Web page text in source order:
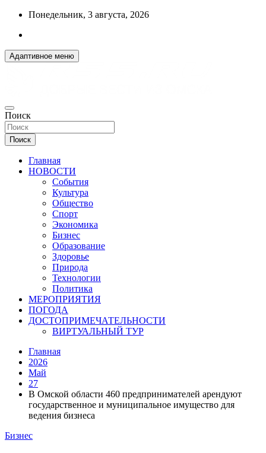
Перейти
содержимому
Понедельник, 3 августа, 2026
Адаптивное меню
R55.RU
ДОБРЫЕ ВЕСТИ ИЗ ОМСКА
Поиск
Поиск
Главная
НОВОСТИ
События
Культура
Общество
Спорт
Экономика
Бизнес
Образование
Здоровье
Природа
Технологии
Политика
МЕРОПРИЯТИЯ
ПОГОДА
ДОСТОПРИМЕЧАТЕЛЬНОСТИ
ВИРТУАЛЬНЫЙ ТУР
Главная
2026
Май
27
В Омской области 460 предпринимателей арендуют
государственное и муниципальное имущество для
ведения бизнеса
Бизнес